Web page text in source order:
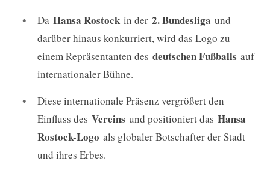
Da Hansa Rostock in der 2. Bundesliga und
darüber hinaus konkurriert, wird das Logo zu
einem Repräsentanten des deutschen Fußballs auf
internationaler Bühne.
Diese internationale Präsenz vergrößert den
Einfluss des Vereins und positioniert das Hansa
Rostock-Logo als globaler Botschafter der Stadt
und ihres Erbes.